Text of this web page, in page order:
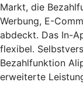
Markt, die
Werbung, E-
abdeckt. Das In-
flexibel.
Bezahlfunktion
erweiterte